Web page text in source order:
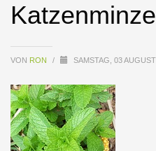
VON RON / SAMSTAG, 03